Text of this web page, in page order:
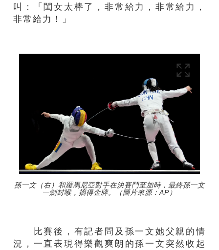
叫：「閨女太棒了，非常給力，非常給力，
非常給力！」
孫一文（右）和羅馬尼亞對手在決賽鬥至加時，最終孫一文
一劍封喉，摘得金牌。（圖片來源：AP）
比賽後，有記者問及孫一文她父親的情
況，一直表現得樂觀爽朗的孫一文突然收起